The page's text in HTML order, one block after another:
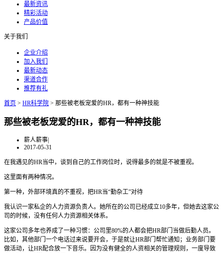
最新资讯
精彩活动
产品价值
关于我们
企业介绍
加入我们
最新动态
渠道合作
推荐有礼
首页 > HR科学院 > 那些被老板宠爱的HR，都有一种神技能
那些被老板宠爱的HR，都有一种神技能
薪人薪事|
2017-05-31
在我遇见的HR当中，谈到自己的工作岗位时，说得最多的就是不被重视。
这里面有两种情况。
第一种，外部环境真的不重视，把HR当“勤杂工”对待
我认识一家私企的人力资源负责人。她所在的公司已经成立10多年，但她去这家公
司的时候，没有任何人力资源相关体系。
这家公司多年也养成了一种习惯：公司里80%的人都会把HR部门当做后勤人员。
比如，其他部门一个电话过来说要开会，于是就让HR部门帮忙通知；业务部门要
做活动，让HR配合放一下音乐。因为没有健全的人资相关的管理规则，一度导致